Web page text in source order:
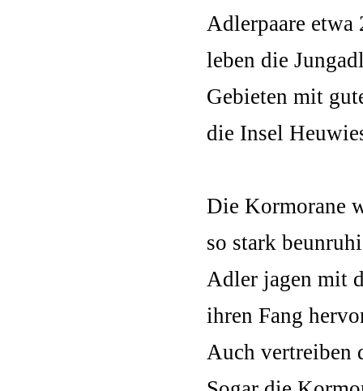
Adlerpaare etwa
leben die
Gebieten mit
die Insel
Die Kormorane
so stark
Adler jagen mit
ihren Fang
Auch vertreiben